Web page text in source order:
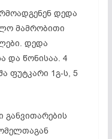
დედა
მამრობითი
დედა
და წონისაა. 4
ფუტკარი 1გ-ს, 5